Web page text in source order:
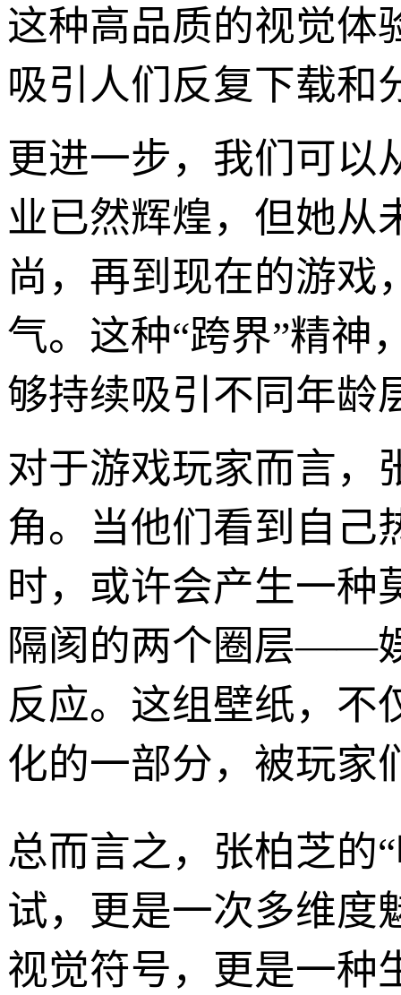
这种高品质的视觉体
吸引人们反复下载和
更进一步，我们可以
业已然辉煌，但她从
尚，再到现在的游戏
气。这种“跨界”精神
够持续吸引不同年龄
对于游戏玩家而言，
角。当他们看到自己
时，或许会产生一种
隔阂的两个圈层——
反应。这组壁纸，不
化的一部分，被玩
总而言之，张柏芝的
试，更是一次多维度
视觉符号，更是一种